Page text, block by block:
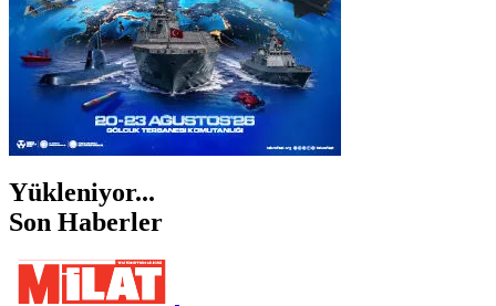
Yükleniyor...
Son Haberler